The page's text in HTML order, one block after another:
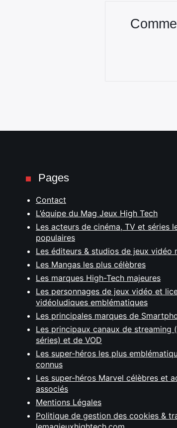
Pages
Contact
L’équipe du Mag Jeux High Tech
Les acteurs de cinéma, TV et séries
populaires
Les éditeurs & studios de jeux vidéo
Les Mangas les plus célèbres
Les marques High-Tech majeures
Les personnages de jeux vidéo et
vidéoludiques emblématiques
Les principales marques de
Les principaux canaux de streaming
séries) et de VOD
Les super-héros les plus
connus
Les super-héros Marvel célèbres et
associés
Mentions Légales
Politique de gestion des cookies &